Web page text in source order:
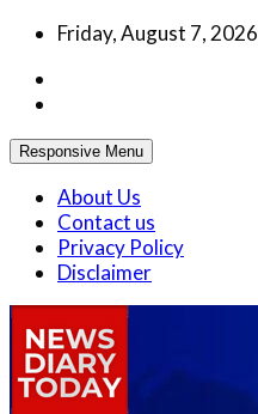
Skip
content
Friday, August 7, 2026
Responsive Menu
About Us
Contact us
Privacy Policy
Disclaimer